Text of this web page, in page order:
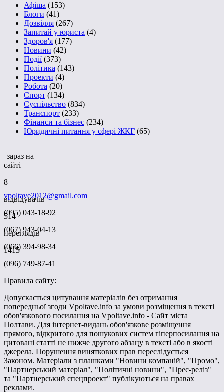
Афіша (153)
Блоги (41)
Дозвілля (267)
Запитай у юриста (4)
Здоров'я (177)
Новини (42)
Події(373)
Політика (143)
Проекти (4)
Робота (20)
Спорт (134)
Суспільство (834)
Транспорт (233)
Фінанси та бізнес (234)
Юридичні питання у сфері ЖКГ (65)
зараз на
сайті
8
відвідувачів
514
переглядів
1415
vpoltave2012@gmail.com
(095) 043-18-92
(067) 943-04-13
(066) 394-98-34
(096) 749-87-41
Правила сайту:
Допускається цитування матеріалів без отримання
попередньої згоди Vpoltave.info за умови розміщення в тексті
обов'язкового посилання на Vpoltave.info - Сайт міста
Полтави. Для інтернет-видань обов'язкове розміщення
прямого, відкритого для пошукових систем гіперпосилання на
цитовані статті не нижче другого абзацу в тексті або в якості
джерела. Порушення виняткових прав переслідується
Законом. Матеріали з плашками "Новини компаній", "Промо",
"Партнерський матеріал", "Політичні новини", "Прес-реліз"
та "Партнерський спецпроект" публікуються на правах
реклами.